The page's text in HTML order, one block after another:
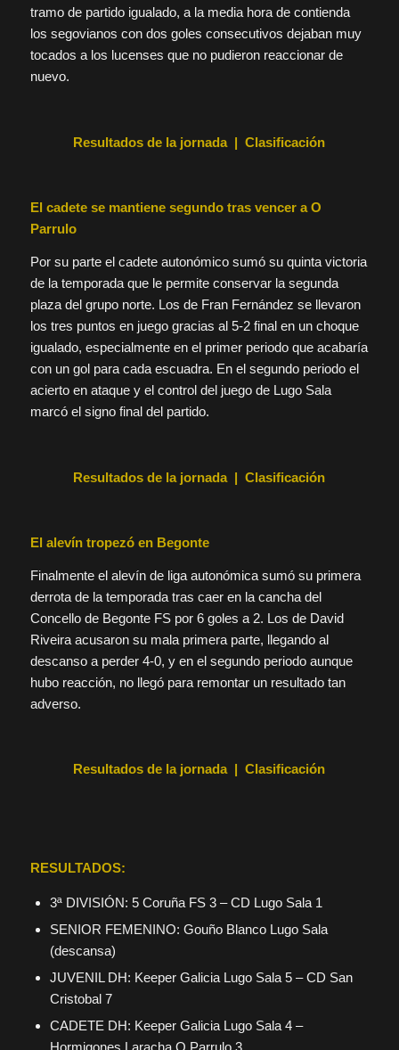
tramo de partido igualado, a la media hora de contienda
los segovianos con dos goles consecutivos dejaban muy
tocados a los lucenses que no pudieron reaccionar de
nuevo.
Resultados de la jornada | Clasificación
El cadete se mantiene segundo tras vencer a O
Parrulo
Por su parte el cadete autonómico sumó su quinta victoria
de la temporada que le permite conservar la segunda
plaza del grupo norte. Los de Fran Fernández se llevaron
los tres puntos en juego gracias al 5-2 final en un choque
igualado, especialmente en el primer periodo que acabaría
con un gol para cada escuadra. En el segundo periodo el
acierto en ataque y el control del juego de Lugo Sala
marcó el signo final del partido.
Resultados de la jornada | Clasificación
El alevín tropezó en Begonte
Finalmente el alevín de liga autonómica sumó su primera
derrota de la temporada tras caer en la cancha del
Concello de Begonte FS por 6 goles a 2. Los de David
Riveira acusaron su mala primera parte, llegando al
descanso a perder 4-0, y en el segundo periodo aunque
hubo reacción, no llegó para remontar un resultado tan
adverso.
Resultados de la jornada | Clasificación
RESULTADOS:
3ª DIVISIÓN: 5 Coruña FS 3 – CD Lugo Sala 1
SENIOR FEMENINO: Gouño Blanco Lugo Sala
(descansa)
JUVENIL DH: Keeper Galicia Lugo Sala 5 – CD San
Cristobal 7
CADETE DH: Keeper Galicia Lugo Sala 4 –